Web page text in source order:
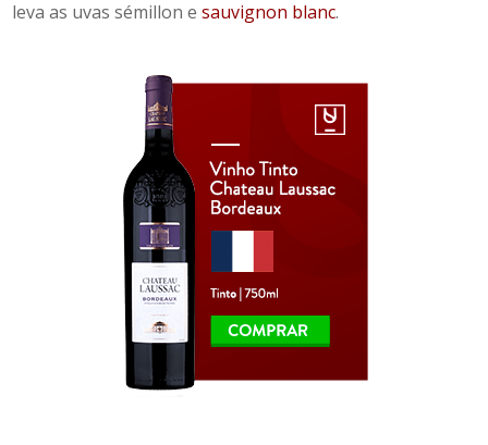
leva as uvas sémillon esauvignon blanc.